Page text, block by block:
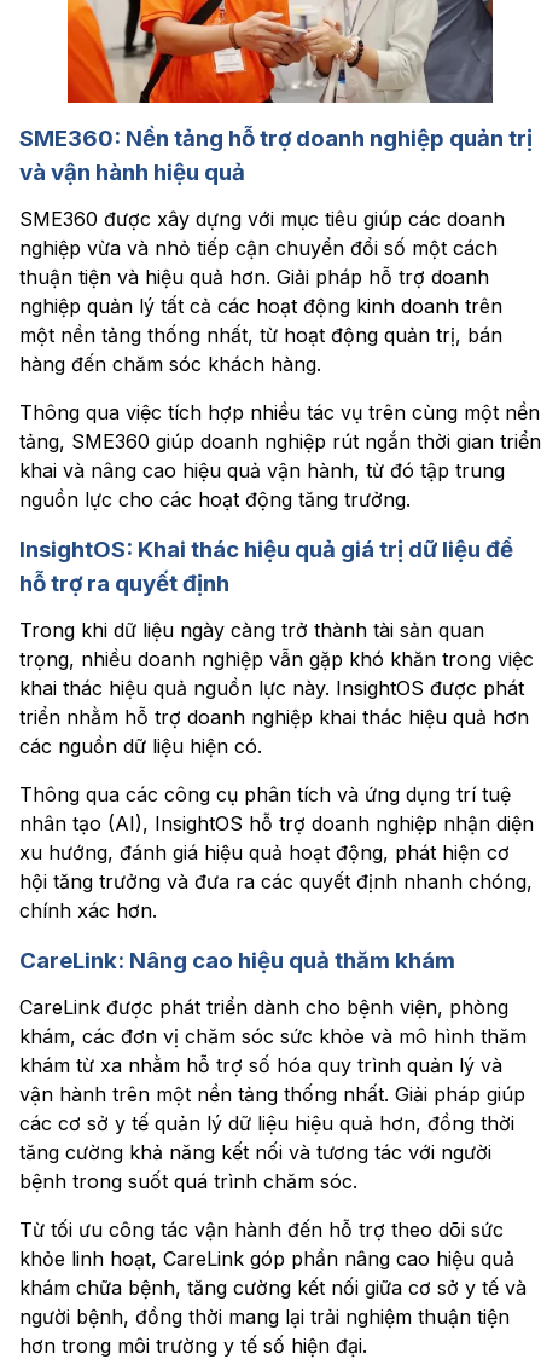
SME360: Nền tảng hỗ trợ doanh nghiệp quản trị
và vận hành hiệu quả
SME360 được xây dựng với mục tiêu giúp các doanh
nghiệp vừa và nhỏ tiếp cận chuyển đổi số một cách
thuận tiện và hiệu quả hơn. Giải pháp hỗ trợ doanh
nghiệp quản lý tất cả các hoạt động kinh doanh trên
một nền tảng thống nhất, từ hoạt động quản trị, bán
hàng đến chăm sóc khách hàng.
Thông qua việc tích hợp nhiều tác vụ trên cùng một nền
tảng, SME360 giúp doanh nghiệp rút ngắn thời gian triển
khai và nâng cao hiệu quả vận hành, từ đó tập trung
nguồn lực cho các hoạt động tăng trưởng.
InsightOS: Khai thác hiệu quả giá trị dữ liệu để
hỗ trợ ra quyết định
Trong khi dữ liệu ngày càng trở thành tài sản quan
trọng, nhiều doanh nghiệp vẫn gặp khó khăn trong việc
khai thác hiệu quả nguồn lực này. InsightOS được phát
triển nhằm hỗ trợ doanh nghiệp khai thác hiệu quả hơn
các nguồn dữ liệu hiện có.
Thông qua các công cụ phân tích và ứng dụng trí tuệ
nhân tạo (AI), InsightOS hỗ trợ doanh nghiệp nhận diện
xu hướng, đánh giá hiệu quả hoạt động, phát hiện cơ
hội tăng trưởng và đưa ra các quyết định nhanh chóng,
chính xác hơn.
CareLink: Nâng cao hiệu quả thăm khám
CareLink được phát triển dành cho bệnh viện, phòng
khám, các đơn vị chăm sóc sức khỏe và mô hình thăm
khám từ xa nhằm hỗ trợ số hóa quy trình quản lý và
vận hành trên một nền tảng thống nhất. Giải pháp giúp
các cơ sở y tế quản lý dữ liệu hiệu quả hơn, đồng thời
tăng cường khả năng kết nối và tương tác với người
bệnh trong suốt quá trình chăm sóc.
Từ tối ưu công tác vận hành đến hỗ trợ theo dõi sức
khỏe linh hoạt, CareLink góp phần nâng cao hiệu quả
khám chữa bệnh, tăng cường kết nối giữa cơ sở y tế và
người bệnh, đồng thời mang lại trải nghiệm thuận tiện
hơn trong môi trường y tế số hiện đại.